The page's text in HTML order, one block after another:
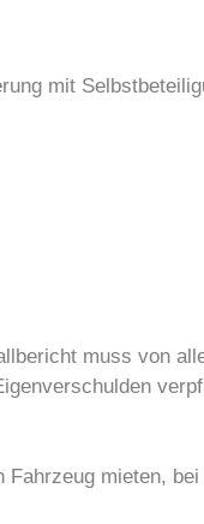
mit
muss von
mieten,